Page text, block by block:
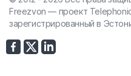
Freezvon — проект Telephonic
зарегистрированный в